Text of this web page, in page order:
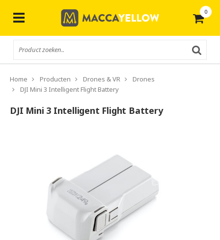
0
Home Producten Drones & VR
Drones
DJI Mini 3 Intelligent Flight Battery
DJI Mini 3 Intelligent Flight Battery